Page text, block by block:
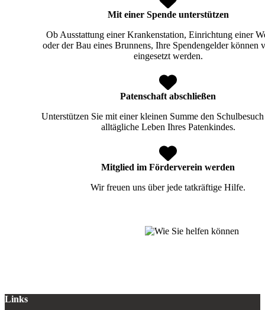
Mit einer Spende unterstützen
Ob Ausstattung einer Krankenstation, Einrichtung einer
oder der Bau eines Brunnens, Ihre Spendengelder können
eingesetzt werden.
Patenschaft abschließen
Unterstützen Sie mit einer kleinen Summe den
alltägliche Leben Ihres Patenkindes.
Mitglied im Förderverein werden
Wir freuen uns über jede tatkräftige Hilfe.
Links